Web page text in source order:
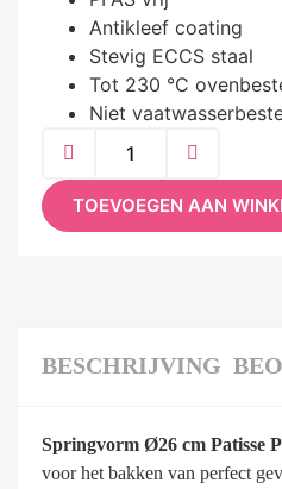
Antikleef coating
Stevig ECCS staal
Tot 230 °C
Niet
TOEVOEGEN AAN
BESCHRIJVING
Springvorm Ø26 cm Patisse
voor het bakken van perfect